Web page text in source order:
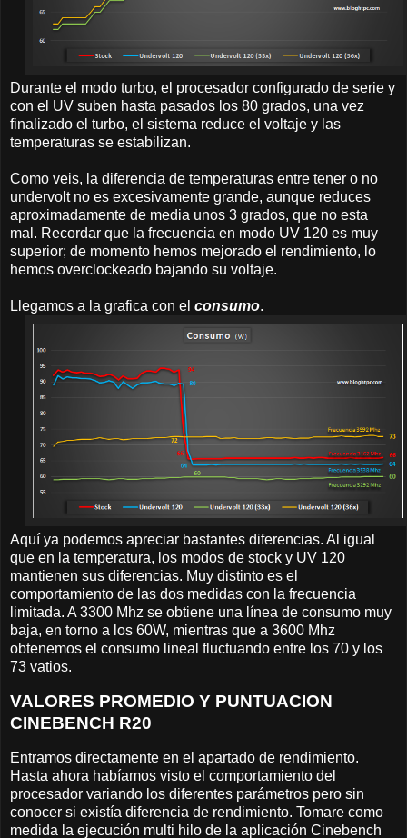
Durante el modo turbo, el procesador configurado de serie y
con el UV suben hasta pasados los 80 grados, una vez
finalizado el turbo, el sistema reduce el voltaje y las
temperaturas se estabilizan.
Como veis, la diferencia de temperaturas entre tener o no
undervolt no es excesivamente grande, aunque reduces
aproximadamente de media unos 3 grados, que no esta
mal. Recordar que la frecuencia en modo UV 120 es muy
superior; de momento hemos mejorado el rendimiento, lo
hemos overclockeado bajando su voltaje.
Llegamos a la grafica con el consumo.
Aquí ya podemos apreciar bastantes diferencias. Al igual
que en la temperatura, los modos de stock y UV 120
mantienen sus diferencias. Muy distinto es el
comportamiento de las dos medidas con la frecuencia
limitada. A 3300 Mhz se obtiene una línea de consumo muy
baja, en torno a los 60W, mientras que a 3600 Mhz
obtenemos el consumo lineal fluctuando entre los 70 y los
73 vatios.
VALORES PROMEDIO Y PUNTUACION
CINEBENCH R20
Entramos directamente en el apartado de rendimiento.
Hasta ahora habíamos visto el comportamiento del
procesador variando los diferentes parámetros pero sin
conocer si existía diferencia de rendimiento. Tomare como
medida la ejecución multi hilo de la aplicación Cinebench